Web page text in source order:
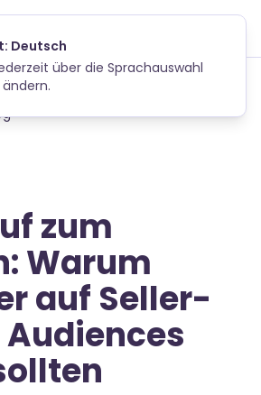
Deutsch
über die Sprachauswahl
zum
Warum
auf Seller-